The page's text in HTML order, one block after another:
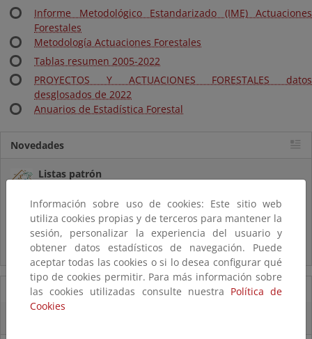
Informe Metodológico Estandarizado (IME) Actuaciones
Forestales
Metodología Actuaciones Forestales
Tablas resumen 2005-2022
PROYECTOS Y ACTUACIONES FORESTALES datos
desglosados de 2022
Anuarios de Estadística Forestal
Novedades
Listas patrón
silvestres presentes en España
Preguntas frecuentes...
Acceso a los recursos genéticos y reparto de beneficios
14/08/2025
Información sobre uso de cookies: Este sitio web
utiliza cookies propias y de terceros para mantener la
sesión, personalizar la experiencia del usuario y
obtener datos estadísticos de navegación. Puede
aceptar todas las cookies o si lo desea configurar qué
tipo de cookies permitir. Para más información sobre
las cookies utilizadas consulte nuestra Política de
Cookies